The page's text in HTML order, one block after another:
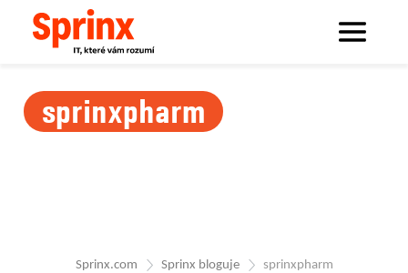
sprinxpharm
Sprinx.com Sprinx bloguje sprinxpharm